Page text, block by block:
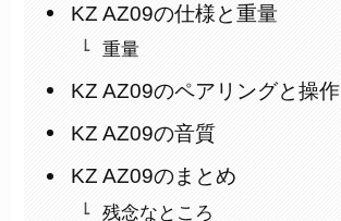
KZ AZ09の仕様と重量
重量
KZ AZ09のペアリングと操作
KZ AZ09の音質
KZ AZ09のまとめ
残念なところ